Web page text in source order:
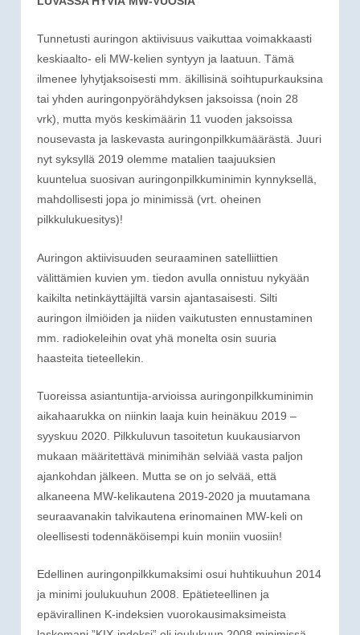
Tunnetusti auringon aktiivisuus vaikuttaa voimakkaasti
keskiaalto- eli MW-kelien syntyyn ja laatuun. Tämä
ilmenee lyhytjaksoisesti mm. äkillisinä soihtupurkauksina
tai yhden auringonpyörähdyksen jaksoissa (noin 28
vrk), mutta myös keskimäärin 11 vuoden jaksoissa
nousevasta ja laskevasta auringonpilkkumäärästä. Juuri
nyt syksyllä 2019 olemme matalien taajuuksien
kuuntelua suosivan auringonpilkkuminimin kynnyksellä,
mahdollisesti jopa jo minimissä (vrt. oheinen
pilkkulukuesitys)!
Auringon aktiivisuuden seuraaminen satelliittien
välittämien kuvien ym. tiedon avulla onnistuu nykyään
kaikilta netinkäyttäjiltä varsin ajantasaisesti. Silti
auringon ilmiöiden ja niiden vaikutusten ennustaminen
mm. radiokeleihin ovat yhä monelta osin suuria
haasteita tieteellekin.
Tuoreissa asiantuntija-arvioissa auringonpilkkuminimin
aikahaarukka on niinkin laaja kuin heinäkuu 2019 –
syyskuu 2020. Pilkkuluvun tasoitetun kuukausiarvon
mukaan määritettävä minimihän selviää vasta paljon
ajankohdan jälkeen. Mutta se on jo selvää, että
alkaneena MW-kelikautena 2019-2020 ja muutamana
seuraavanakin talvikautena erinomainen MW-keli on
oleellisesti todennäköisempi kuin moniin vuosiin!
Edellinen auringonpilkkumaksimi osui huhtikuuhun 2014
ja minimi joulukuuhun 2008. Epätieteellinen ja
epävirallinen K-indeksien vuorokausimaksimeista